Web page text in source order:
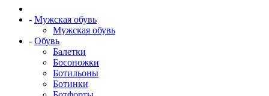
- Мужская обувь
Мужская обувь
- Обувь
Балетки
Босоножки
Ботильоны
Ботинки